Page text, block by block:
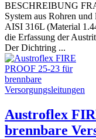
BESCHREIBUNG
System aus Rohren und
AISI 316L (Material
die Erfassung der
Der Dichtring ...
Austroflex
brennbare